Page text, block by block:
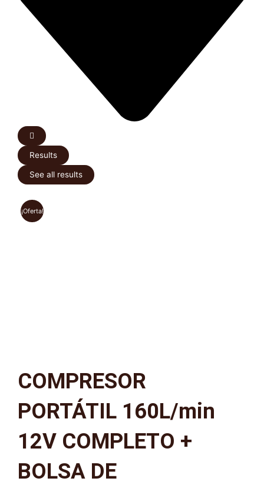
Results
See all results
¡Oferta!
COMPRESOR
PORTÁTIL 160L/min
12V COMPLETO +
BOLSA DE